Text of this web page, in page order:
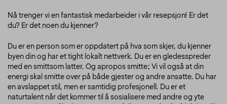
Nå trenger vi en fantastisk medarbeider i vår resepsjon! Er det
du? Er det noen du kjenner?
Du er en person som er oppdatert på hva som skjer, du kjenner
byen din og har et tight lokalt nettverk. Du er en gledesspreder
med en smittsom latter. Og apropos smitte; Vi vil også at din
energi skal smitte over på både gjester og andre ansatte. Du har
en avslappet stil, men er samtidig profesjonell. Du er et
naturtalent når det kommer til å sosialisere med andre og yte